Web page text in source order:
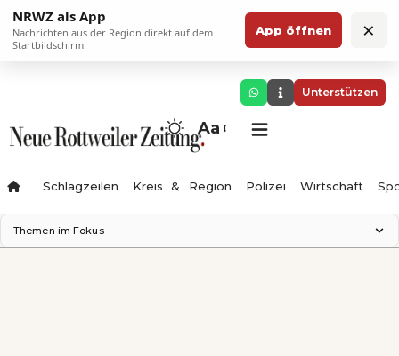
NRWZ als App
Nachrichten aus der Region direkt auf dem
Startbildschirm.
App öffnen ×
Unterstützen
Aa
Schlagzeilen Kreis & Region Polizei Wirtschaft
Themen im Fokus